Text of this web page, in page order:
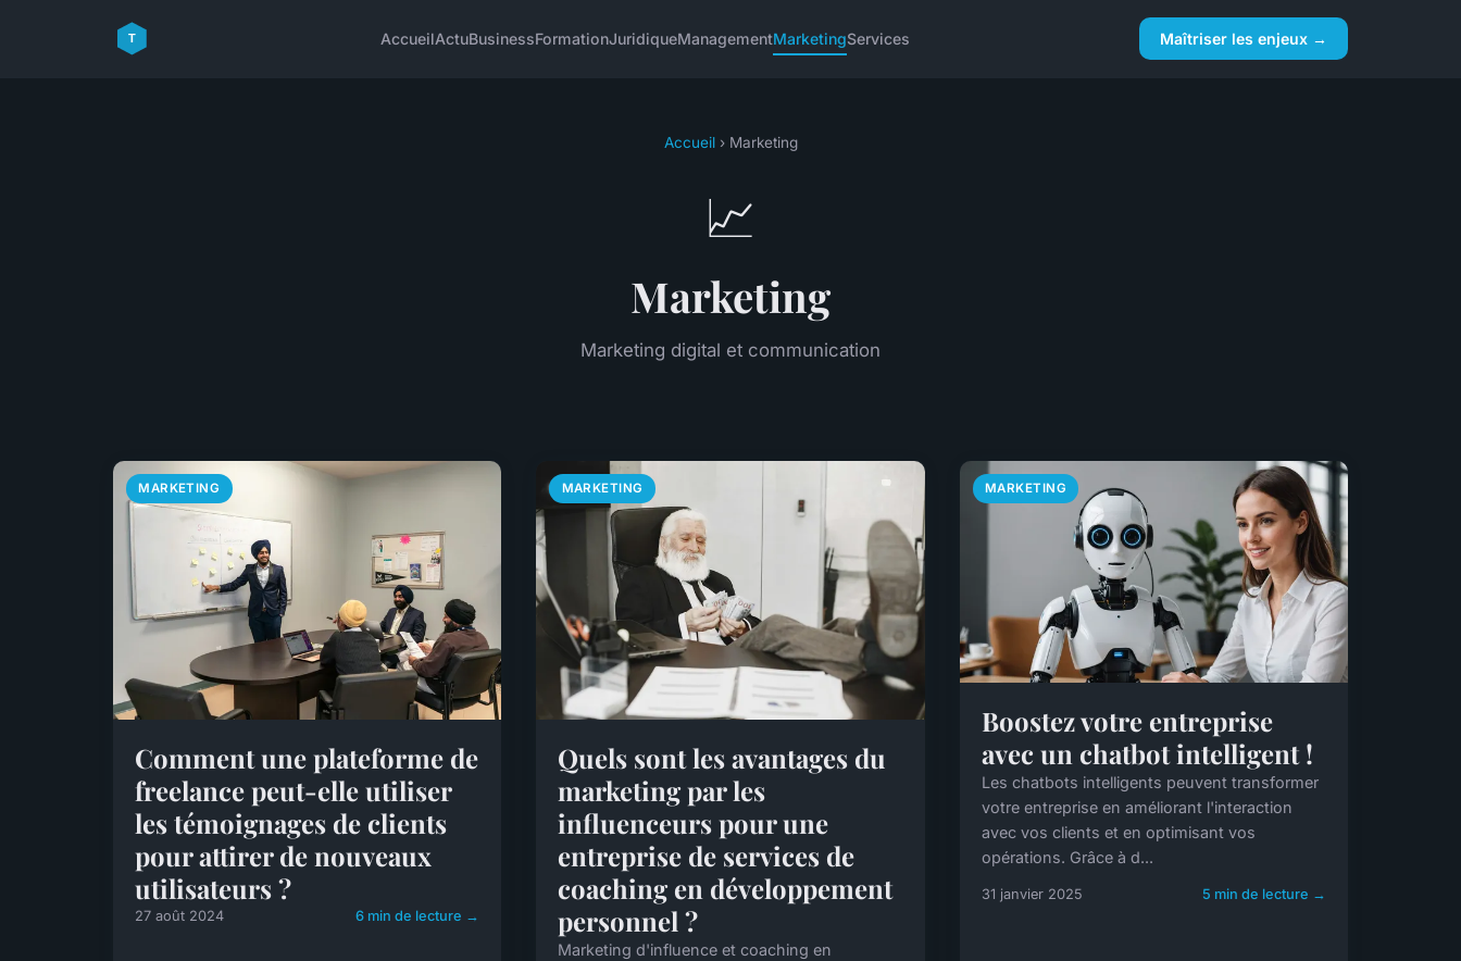
AccueilActuBusinessFormationJuridiqueManagementMarketingServices Maîtriser les enjeux →
Accueil› Marketing
📈
Marketing
Marketing digital et communication
MARKETING
Comment une plateforme de
freelance peut-elle utiliser
les témoignages de clients
pour attirer de nouveaux
utilisateurs ?
27 août 2024 6 min de lecture →
MARKETING
Quels sont les avantages du
marketing par les
influenceurs pour une
entreprise de services de
coaching en développement
personnel ?
Marketing d'influence et coaching en
MARKETING
Boostez votre entreprise
avec un chatbot intelligent !
Les chatbots intelligents peuvent transformer
votre entreprise en améliorant l'interaction
avec vos clients et en optimisant vos
opérations. Grâce à d...
31 janvier 2025 5 min de lecture →